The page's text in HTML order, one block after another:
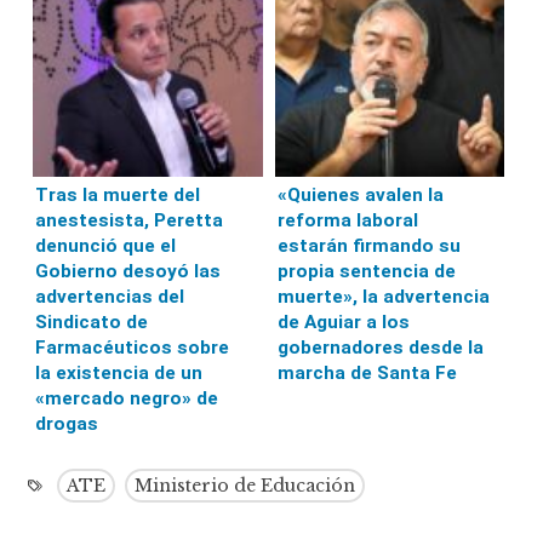
Tras la muerte del
anestesista, Peretta
denunció que el
Gobierno desoyó las
advertencias del
Sindicato de
Farmacéuticos sobre
la existencia de un
«mercado negro» de
drogas
«Quienes avalen la
reforma laboral
estarán firmando su
propia sentencia de
muerte», la advertencia
de Aguiar a los
gobernadores desde la
marcha de Santa Fe
ATE Ministerio de Educación